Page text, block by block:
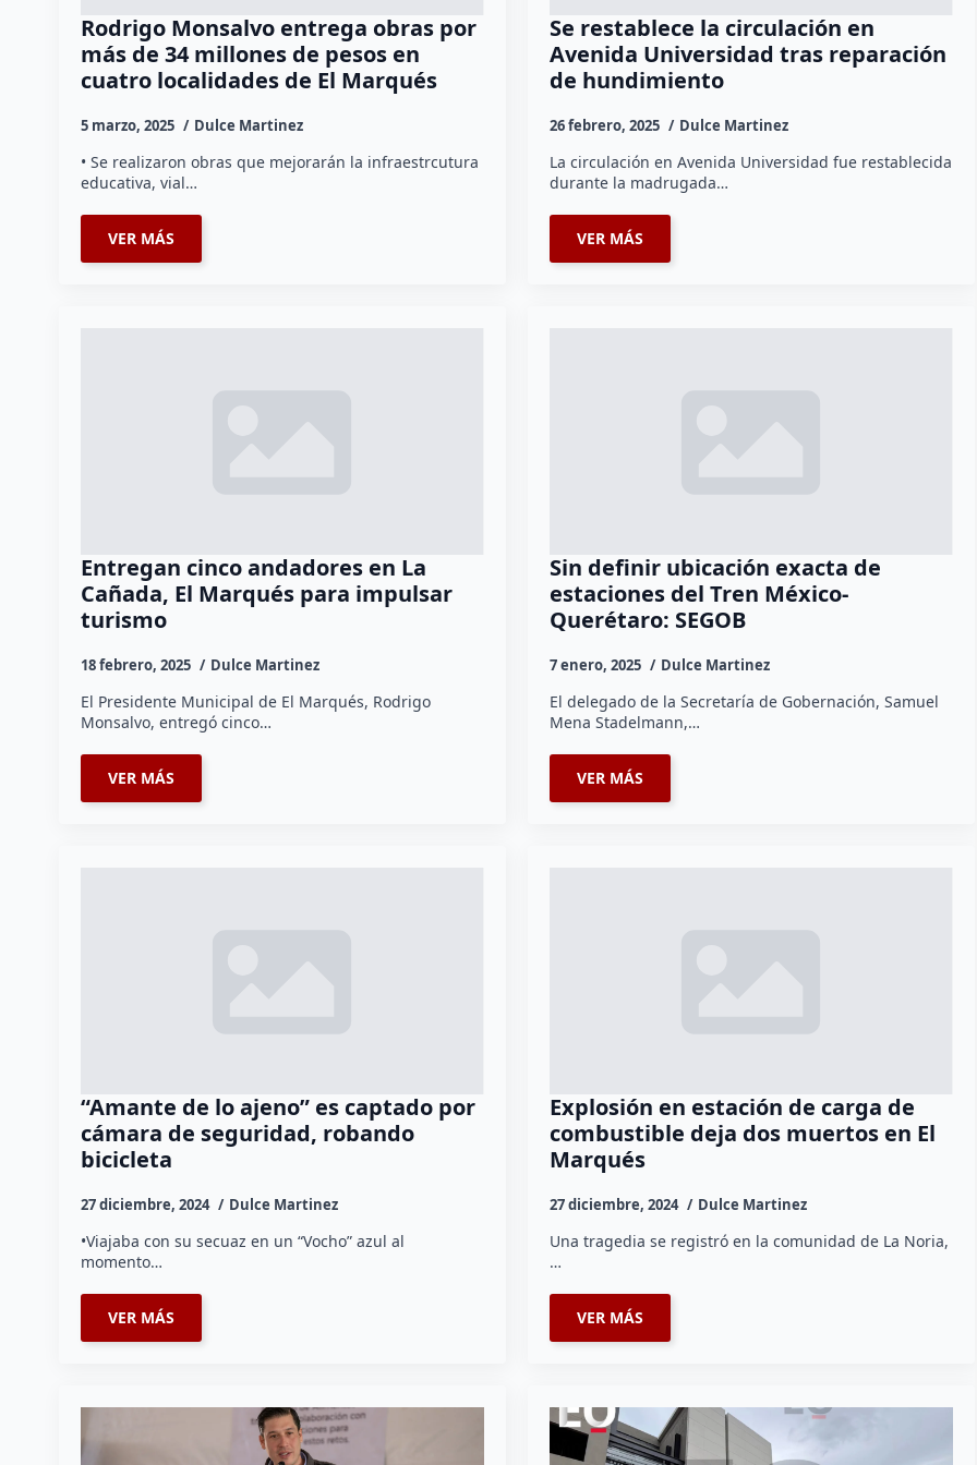
Rodrigo Monsalvo entrega obras por
más de 34 millones de pesos en
cuatro localidades de El Marqués
5 marzo, 2025 Dulce Martinez
• Se realizaron obras que mejorarán la infraestrcutura
educativa, vial…
VER MÁS
Se restablece la circulación en
Avenida Universidad tras reparación
de hundimiento
26 febrero, 2025 Dulce Martinez
La circulación en Avenida Universidad fue restablecida
durante la madrugada…
VER MÁS
Entregan cinco andadores en La
Cañada, El Marqués para impulsar
turismo
18 febrero, 2025 Dulce Martinez
El Presidente Municipal de El Marqués, Rodrigo
Monsalvo, entregó cinco…
VER MÁS
Sin definir ubicación exacta de
estaciones del Tren México-
Querétaro: SEGOB
7 enero, 2025 Dulce Martinez
El delegado de la Secretaría de Gobernación, Samuel
Mena Stadelmann,…
VER MÁS
“Amante de lo ajeno” es captado por
cámara de seguridad, robando
bicicleta
27 diciembre, 2024 Dulce Martinez
•Viajaba con su secuaz en un “Vocho” azul al
momento…
VER MÁS
Explosión en estación de carga de
combustible deja dos muertos en El
Marqués
27 diciembre, 2024 Dulce Martinez
Una tragedia se registró en la comunidad de La Noria,
…
VER MÁS